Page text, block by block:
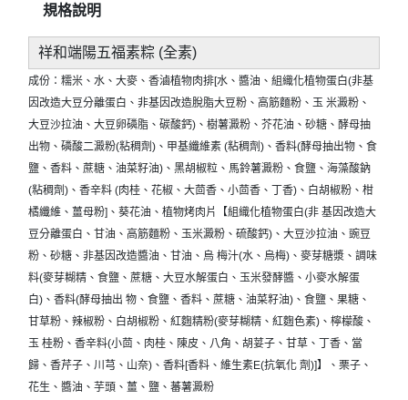
規格說明
祥和端陽五福素粽 (全素)
成份：糯米、水、大麥、香滷植物肉排[水、醬油、組織化植物蛋白(非基
因改造大豆分離蛋白、非基因改造脫脂大豆粉、高筋麵粉、玉 米澱粉、
大豆沙拉油、大豆卵磷脂、碳酸鈣)、樹薯澱粉、芥花油、砂糖、酵母抽
出物、磷酸二澱粉(粘稠劑)、甲基纖維素 (粘稠劑)、香料(酵母抽出物、食
鹽、香料、蔗糖、油菜籽油)、黑胡椒粒、馬鈴薯澱粉、食鹽、海藻酸鈉
(粘稠劑)、香辛料 (肉桂、花椒、大茴香、小茴香、丁香)、白胡椒粉、柑
橘纖維、薑母粉]、葵花油、植物烤肉片【組織化植物蛋白(非 基因改造大
豆分離蛋白、甘油、高筋麵粉、玉米澱粉、硫酸鈣)、大豆沙拉油、豌豆
粉、砂糖、非基因改造醬油、甘油、烏 梅汁(水、烏梅)、麥芽糖漿、調味
料(麥芽糊精、食鹽、蔗糖、大豆水解蛋白、玉米發酵醬、小麥水解蛋
白)、香料(酵母抽出 物、食鹽、香料、蔗糖、油菜籽油)、食鹽、果糖、
甘草粉、辣椒粉、白胡椒粉、紅麴精粉(麥芽糊精、紅麴色素)、檸檬酸、
玉 桂粉、香辛料(小茴、肉桂、陳皮、八角、胡荽子、甘草、丁香、當
歸、香芹子、川芎、山奈)、香料[香料、維生素E(抗氧化 劑)]】、栗子、
花生、醬油、芋頭、薑、鹽、蕃薯澱粉